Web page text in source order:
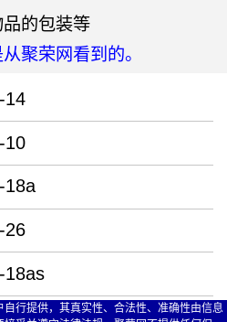
的包装等
聚荣网看到的。
14
10
18a
26
18as
自行提供，其真实性、合法性、准确性由信息